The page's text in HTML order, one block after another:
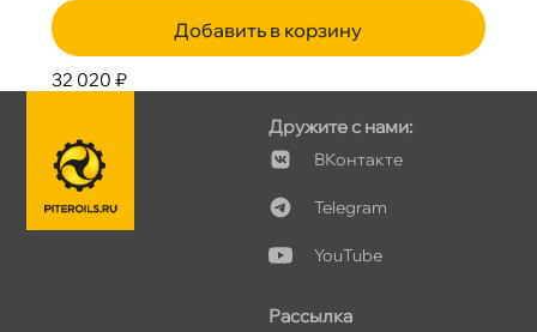
Добавить в корзину
32 020 ₽
Дружите с нами:
Контакте
Telegram
YouTube
Рассылка